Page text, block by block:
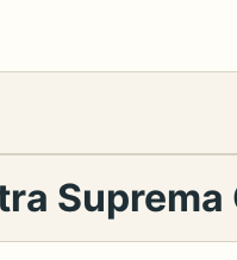
Suprema